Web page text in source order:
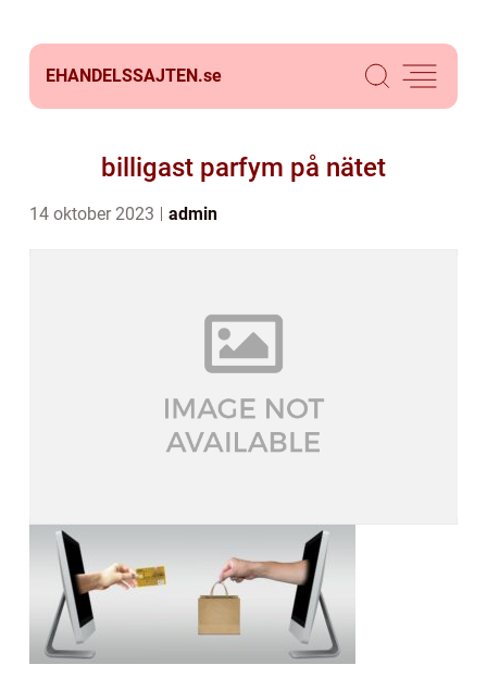
EHANDELSSAJTEN.se
billigast parfym på nätet
14 oktober 2023 admin